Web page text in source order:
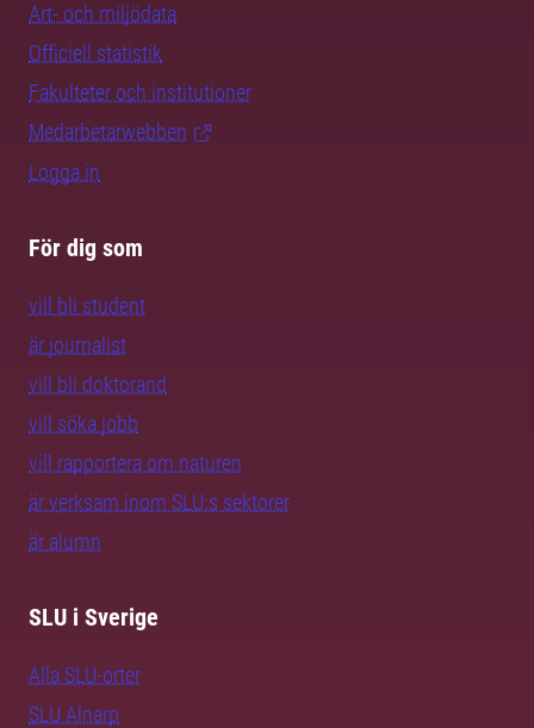
Art- och miljödata
Officiell statistik
Fakulteter och institutioner
Medarbetarwebben
Logga in
För dig som
vill bli student
är journalist
vill bli doktorand
vill söka jobb
vill rapportera om naturen
är verksam inom SLU:s sektorer
är alumn
SLU i Sverige
Alla SLU-orter
SLU Alnarp